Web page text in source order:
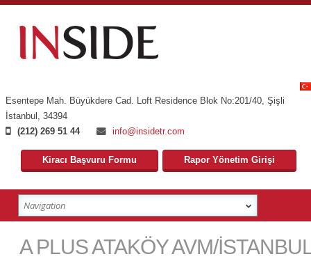
Esentepe Mah. Büyükdere Cad. Loft Residence Blok No:201/40, Şişli
İstanbul , 34394
(212) 269 51 44
info@insidetr.com
Kiracı Başvuru Formu Rapor Yönetim Girişi
A PLUS ATAKÖY AVM/